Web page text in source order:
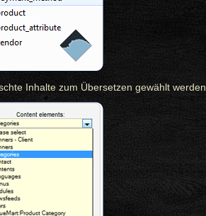
Inhalte zum Übersetzen gewählt werden.